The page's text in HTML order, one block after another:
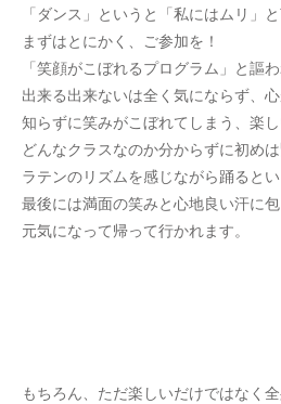
「ダンス」というと「私にはムリ」
まずはとにかく、ご参加を！
「笑顔がこぼれるプログラム」と謳
出来る出来ないは全く気にならず、心
知らずに笑みがこぼれてしまう、楽し
どんなクラスなのか分からずに初め
ラテンのリズムを感じながら踊ると
最後には満面の笑みと心地良い汗に
元気になって帰って行かれます。
もちろん、ただ楽しいだけではなく